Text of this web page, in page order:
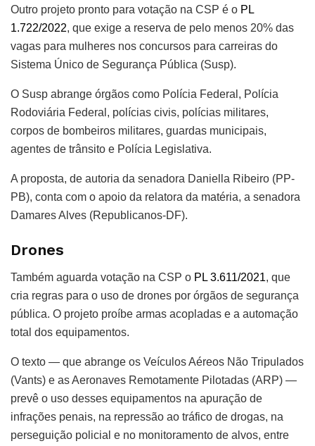
Outro projeto pronto para votação na CSP é o PL
1.722/2022, que exige a reserva de pelo menos 20% das
vagas para mulheres nos concursos para carreiras do
Sistema Único de Segurança Pública (Susp).
O Susp abrange órgãos como Polícia Federal, Polícia
Rodoviária Federal, polícias civis, polícias militares,
corpos de bombeiros militares, guardas municipais,
agentes de trânsito e Polícia Legislativa.
A proposta, de autoria da senadora Daniella Ribeiro (PP-
PB), conta com o apoio da relatora da matéria, a senadora
Damares Alves (Republicanos-DF).
Drones
Também aguarda votação na CSP o PL 3.611/2021, que
cria regras para o uso de drones por órgãos de segurança
pública. O projeto proíbe armas acopladas e a automação
total dos equipamentos.
O texto — que abrange os Veículos Aéreos Não Tripulados
(Vants) e as Aeronaves Remotamente Pilotadas (ARP) —
prevê o uso desses equipamentos na apuração de
infrações penais, na repressão ao tráfico de drogas, na
perseguição policial e no monitoramento de alvos, entre